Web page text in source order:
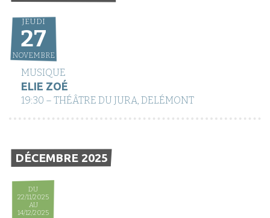
JEUDI
27
NOVEMBRE
MUSIQUE
ELIE ZOÉ
19:30 – THÉÂTRE DU JURA, DELÉMONT
DÉCEMBRE 2025
DU
22/11/2025
AU
14/12/2025